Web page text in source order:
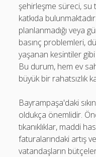
şehirleşme süreci, su
katkıda
planlanmadığı veya
basınç problemleri,
yaşanan kesintiler
Bu durum, hem ev
büyük bir rahatsızlık
Bayrampaşa'daki
oldukça önemlidir.
tıkanıklıklar, maddi
faturalarındaki artış
vatandaşların